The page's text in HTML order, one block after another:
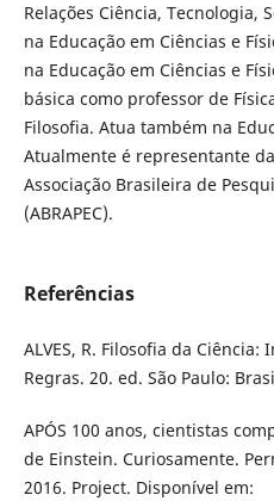
Relações Ciência, Tecnologia,
na Educação em Ciências e
na Educação em Ciências e
básica como professor de
Filosofia. Atua também na
Atualmente é representante
Associação Brasileira de
(ABRAPEC).
Referências
ALVES, R. Filosofia da Ciência:
Regras. 20. ed. São Paulo:
APÓS 100 anos, cientistas
de Einstein. Curiosamente.
2016. Project. Disponível em: